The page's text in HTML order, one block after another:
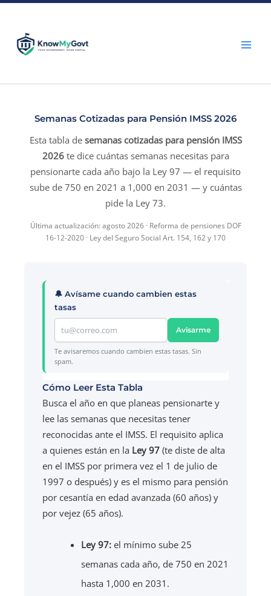
content
Semanas Cotizadas para Pensión IMSS 2026
Esta tabla de semanas cotizadas para pensión IMSS
2026te dice cuántas semanas necesitas para
pensionarte cada año bajo la Ley 97 — el requisito
sube de 750 en 2021 a 1,000 en 2031 — y cuántas
pide la Ley 73.
Última actualización: agosto 2026 · Reforma de pensiones DOF
16-12-2020 · Ley del Seguro Social Art. 154, 162 y 170
🔔 Avísame cuando cambien estas
tasas
Avisarme
Te avisaremos cuando cambien estas tasas. Sin
spam.
Cómo Leer Esta Tabla
Busca el año en que planeas pensionarte y
lee las semanas que necesitas tener
reconocidas ante el IMSS. El requisito aplica
a quienes están en la Ley 97 (te diste de alta
en el IMSS por primera vez el 1 de julio de
1997 o después) y es el mismo para pensión
por cesantía en edad avanzada (60 años) y
por vejez (65 años).
Ley 97:el mínimo sube 25
semanas cada año, de 750 en 2021
hasta 1,000 en 2031.